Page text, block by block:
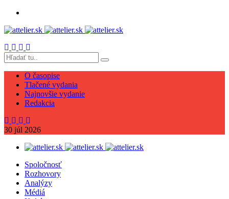
O časopise
Tlačené vydania
Najnovšie vydanie
Redakcia
30 júl 2026
Spoločnosť
Rozhovory
Analýzy
Médiá